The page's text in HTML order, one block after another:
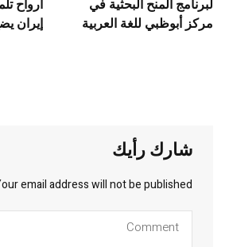
لبرنامج المنح البحثية في
مركز أبوظبي للغة العربية
ارواح
إيران
شارك رأيك
email address will not be published.